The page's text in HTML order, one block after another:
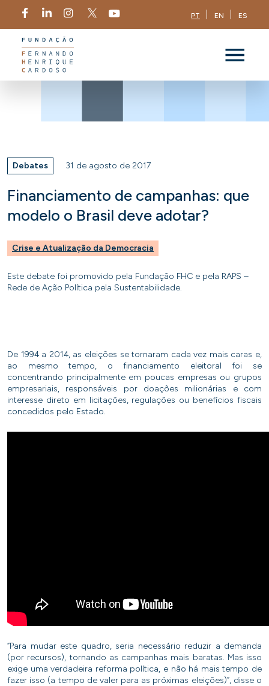
PT EN ES
Debates 31 de agosto de 2017
Financiamento de campanhas: que
modelo o Brasil deve adotar?
Crise e Atualização da Democracia
Este debate foi promovido pela Fundação FHC e pela RAPS –
Rede de Ação Política pela Sustentabilidade.
De 1994 a 2014, as eleições se tornaram cada vez mais caras e,
ao mesmo tempo, o financiamento eleitoral foi se
concentrando principalmente em poucas empresas ou grupos
empresariais, responsáveis por doações milionárias e com
interesse direto em licitações, regulações ou benefícios fiscais
concedidos pelo Estado.
“Para mudar este quadro, seria necessário reduzir a demanda
(por recursos), tornando as campanhas mais baratas. Mas isso
exige uma verdadeira reforma política, e não há mais tempo de
fazer isso (a tempo de valer para as próximas eleições)”, disse o